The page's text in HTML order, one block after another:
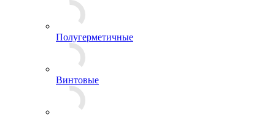
Полугерметичные
Винтовые